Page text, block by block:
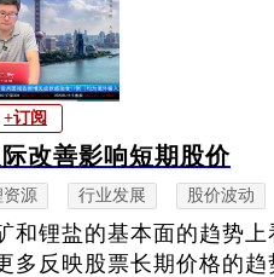
+订阅
改善影响短期股价
资源 行业发展 股价波动
和锂盐的基本面的趋势
多反映股票长期价格的